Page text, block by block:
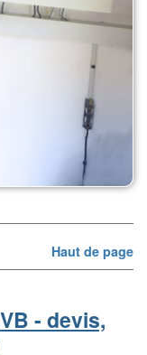
Haut de page
- devis,